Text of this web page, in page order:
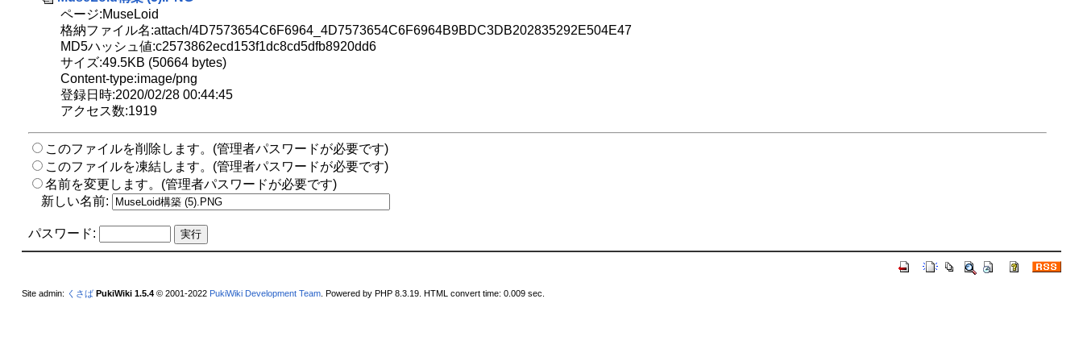
ページ:MuseLoid
格納ファイル名:attach/4D7573654C6F6964_4D7573654C6F6964B9BDC3DB202835292E504E47
MD5ハッシュ値:c2573862ecd153f1dc8cd5dfb8920dd6
サイズ:49.5KB (50664 bytes)
Content-type:image/png
登録日時:2020/02/28 00:44:45
アクセス数:1919
このファイルを削除します。(管理者パスワードが必要です)
このファイルを凍結します。(管理者パスワードが必要です)
名前を変更します。(管理者パスワードが必要です)
新しい名前:
パスワード:
Site admin: くさば PukiWiki 1.5.4© 2001-2022 PukiWiki Development Team. Powered by PHP 8.3.19. HTML convert time: 0.009 sec.